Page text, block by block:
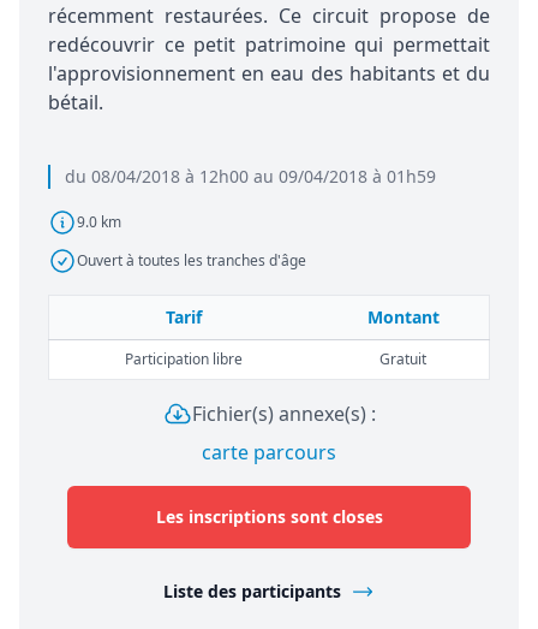
du 08/04/2018 à 12h00 au 09/04/2018 à 01h59
9.0 km
Ouvert à toutes les tranches d'âge
récemment restaurées. Ce circuit propose de
redécouvrir ce petit patrimoine qui permettait
l'approvisionnement en eau des habitants et du
bétail.
Tarif Montant
Participation libre Gratuit
Fichier(s) annexe(s) :
carte parcours
Les inscriptions sont closes
Liste des participants